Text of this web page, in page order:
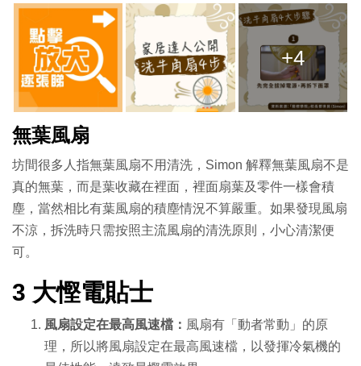
+4
無葉風扇
坊間很多人指無葉風扇不用清洗，Simon 解釋無葉風扇不是
真的無葉，而是葉收藏在裡面，裡面扇葉及零件一樣會積
塵，當然相比有葉風扇的積塵情況不算嚴重。如果發現風扇
不涼，拆洗時只需按照主流風扇的清洗原則，小心清潔便
可。
3 大慳電貼士
風扇設定在最高風速檔： 風扇有「動者常動」的原
理，所以將風扇設定在最高風速檔，以發揮冷氣機的